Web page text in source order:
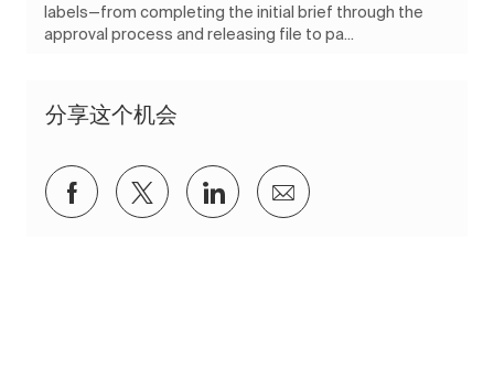
labels—from completing the initial brief through the
approval process and releasing file to pa...
分享这个机会
通过Facebook分享
通过推特分享通过 LinkedIn 分享
通过电子邮件分享